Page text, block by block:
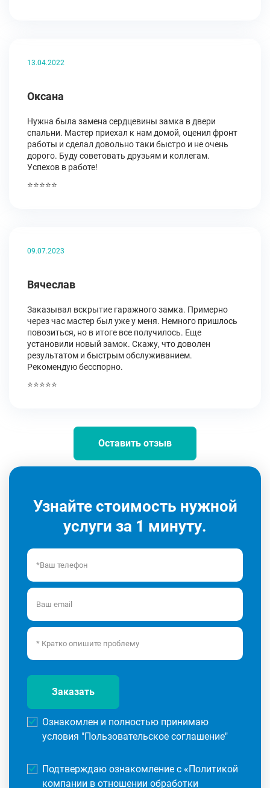
13.04.2022
Оксана
Нужна была замена сердцевины замка в двери
спальни. Мастер приехал к нам домой, оценил фронт
работы и сделал довольно таки быстро и не очень
дорого. Буду советовать друзьям и коллегам.
Успехов в работе!
⭐⭐⭐⭐⭐
09.07.2023
Вячеслав
Заказывал вскрытие гаражного замка. Примерно
через час мастер был уже у меня. Немного пришлось
повозиться, но в итоге все получилось. Еще
установили новый замок. Скажу, что доволен
результатом и быстрым обслуживанием.
Рекомендую бесспорно.
⭐⭐⭐⭐⭐
Оставить отзыв
Узнайте стоимость нужной
услуги за 1 минуту.
Заказать
Ознакомлен и полностью принимаю
условия "Пользовательское соглашение"
Подтверждаю ознакомление с «Политикой
компании в отношении обработки